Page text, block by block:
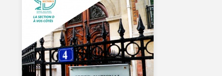
29 nov. 2021
1h00